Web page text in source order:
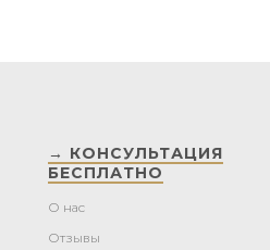
→ КОНСУЛЬТАЦИЯ
БЕСПЛАТНО
О нас
Отзывы